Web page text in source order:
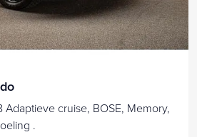
cruise, BOSE, Memory,
.